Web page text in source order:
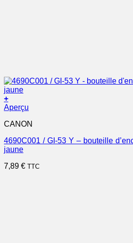
+
Aperçu
CANON
4690C001 / GI-53 Y – bouteille
jaune
7,89 € TTC